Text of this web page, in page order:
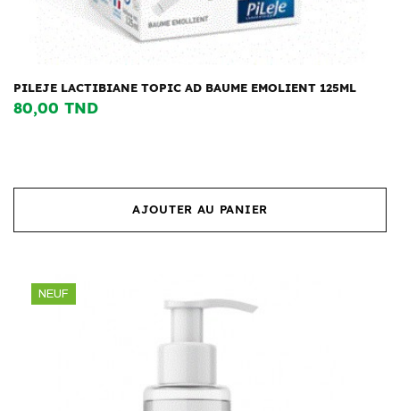
PILEJE LACTIBIANE TOPIC AD BAUME EMOLIENT 125ML
80,00 TND
AJOUTER AU PANIER
NEUF